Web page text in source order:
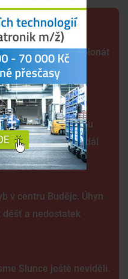
evropský šampionát
bojují hlavně s
Záběry mohou
policie hlášení dál
v centru Budějc. Úhyn
déšť a nedostatek
Slunce ještě neviděli.